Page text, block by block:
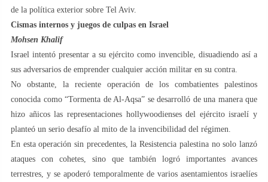
de la política exterior sobre Tel Aviv.
Cismas internos y juegos de culpas en Israel
Mohsen Khalif
Israel intentó presentar a su ejército como invencible, disuadiendo así a
sus adversarios de emprender cualquier acción militar en su contra.
No obstante, la reciente operación de los combatientes palestinos
conocida como “Tormenta de Al-Aqsa” se desarrolló de una manera que
hizo añicos las representaciones hollywoodienses del ejército israelí y
planteó un serio desafío al mito de la invencibilidad del régimen.
En esta operación sin precedentes, la Resistencia palestina no solo lanzó
ataques con cohetes, sino que también logró importantes avances
terrestres, y se apoderó temporalmente de varios asentamientos israelíes